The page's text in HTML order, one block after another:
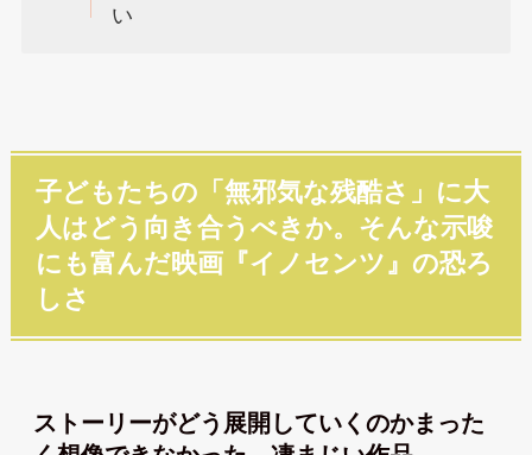
い
子どもたちの「無邪気な残酷さ」に大
人はどう向き合うべきか。そんな示唆
にも富んだ映画『イノセンツ』の恐ろ
しさ
ストーリーがどう展開していくのかまった